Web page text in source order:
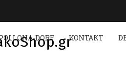
DORF KONTAKT